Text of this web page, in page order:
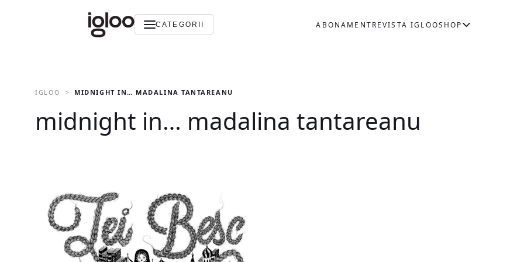
CATEGORII ABONAMENTREVISTA IGLOOSHOP
IGLOO MIDNIGHT IN… MADALINA TANTAREANU
midnight in… madalina tantareanu